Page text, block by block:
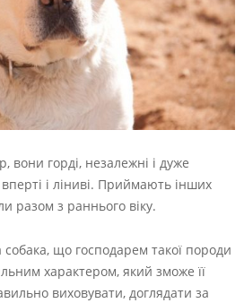
вони горді, незалежні і дуже
і ліниві. Приймають інших
разом з раннього віку.
що господарем такої породи
характером, який зможе її
виховувати, доглядати за